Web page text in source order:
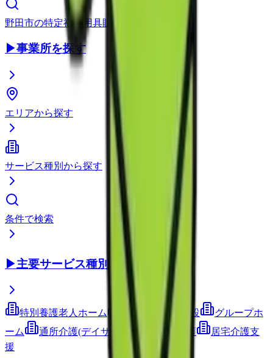
野田市の特定福祉用具販売
▶事業所を探す
エリアから探す
サービス種別から探す
条件で検索
▶主要サービス種別
特別養護老人ホーム 介護老人保健施設
グループホ
ーム
通所介護(デイサービス) 訪問介護
居宅介護支
援